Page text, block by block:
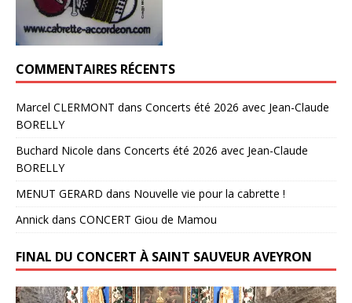
COMMENTAIRES RÉCENTS
Marcel CLERMONT dans Concerts été 2026 avec Jean-Claude
BORELLY
Buchard Nicole dans Concerts été 2026 avec Jean-Claude
BORELLY
MENUT GERARD dans Nouvelle vie pour la cabrette !
Annick dans CONCERT Giou de Mamou
FINAL DU CONCERT À SAINT SAUVEUR AVEYRON
Lecteur